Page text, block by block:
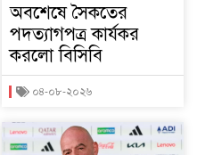
অবশেষে সৈকতের
পদত্যাগপত্র কার্যকর
করলো বিসিবি
০৪-০৮-২০২৬